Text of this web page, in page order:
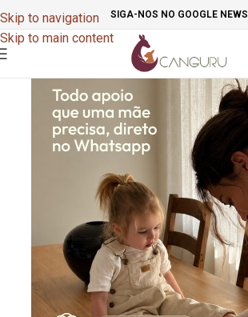
Skip to navigation
Skip to main content
SIGA-NOS NO GOOGLE NEWS